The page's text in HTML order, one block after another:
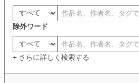
除外ワード
+ さらに詳しく検索する